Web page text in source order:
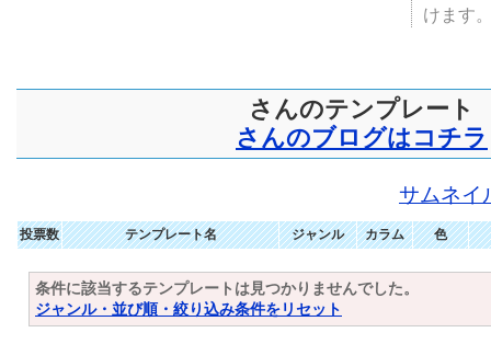
けます
さんのテンプレート
さんのブログはコチラ
サムネイ
投票数 テンプレート名 ジャンル カラム 色
条件に該当するテンプレートは見つかりませんでした。
ジャンル・並び順・絞り込み条件をリセット